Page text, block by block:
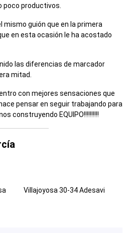
poco productivos.
mismo guión que en la primera
en esta ocasión le ha acostado
las diferencias de marcador
mitad.
con mejores sensaciones que
pensar en seguir trabajando para
construyendo EQUIPO!!!!!!!!!!
Villajoyosa 30-34 Adesavi